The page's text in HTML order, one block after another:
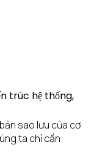
trúc hệ thống,
sao lưu của cơ
ta chỉ cần: